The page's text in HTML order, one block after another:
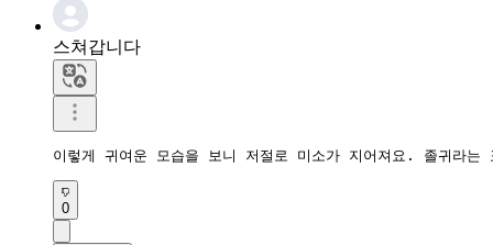
스쳐갑니다
이렇게 귀여운 모습을 보니 저절로 미소가 지어져요. 졸귀라
0